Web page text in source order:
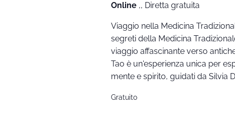
Online ,, Diretta gratuita
Viaggio nella Medicina
segreti della Medicina
viaggio affascinante verso
Tao è un'esperienza unica per
mente e spirito, guidati da Silvia
Gratuito